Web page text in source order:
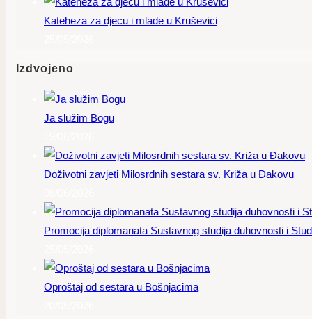
Kateheza za djecu i mlade u Kruševici
Izdvojeno
Ja služim Bogu
Doživotni zavjeti Milosrdnih sestara sv. Križa u Đakovu
Promocija diplomanata Sustavnog studija duhovnosti i
Oproštaj od sestara u Bošnjacima